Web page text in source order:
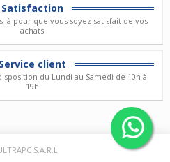
Satisfaction
là pour que vous soyez satisfait de vos
achats
Service client
du Lundi au Samedi de 10h à
19h
S.A.R.L